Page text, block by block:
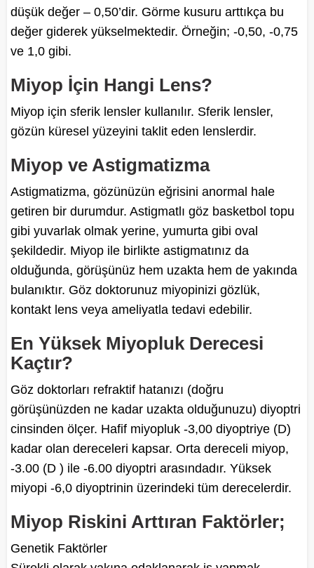
düşük değer – 0,50’dir. Görme kusuru arttıkça bu
değer giderek yükselmektedir. Örneğin; -0,50, -0,75
ve 1,0 gibi.
Miyop İçin Hangi Lens?
Miyop için sferik lensler kullanılır. Sferik lensler,
gözün küresel yüzeyini taklit eden lenslerdir.
Miyop ve Astigmatizma
Astigmatizma, gözünüzün eğrisini anormal hale
getiren bir durumdur. Astigmatlı göz basketbol topu
gibi yuvarlak olmak yerine, yumurta gibi oval
şekildedir. Miyop ile birlikte astigmatınız da
olduğunda, görüşünüz hem uzakta hem de yakında
bulanıktır. Göz doktorunuz miyopinizi gözlük,
kontakt lens veya ameliyatla tedavi edebilir.
En Yüksek Miyopluk Derecesi
Kaçtır?
Göz doktorları refraktif hatanızı (doğru
görüşünüzden ne kadar uzakta olduğunuzu) diyoptri
cinsinden ölçer. Hafif miyopluk -3,00 diyoptriye (D)
kadar olan dereceleri kapsar. Orta dereceli miyop,
-3.00 (D ) ile -6.00 diyoptri arasındadır. Yüksek
miyopi -6,0 diyoptrinin üzerindeki tüm derecelerdir.
Miyop Riskini Arttıran Faktörler;
Genetik Faktörler